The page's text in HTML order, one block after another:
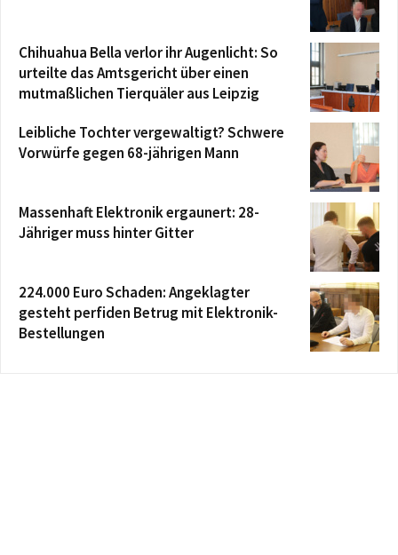
Chihuahua Bella verlor ihr Augenlicht: So
urteilte das Amtsgericht über einen
mutmaßlichen Tierquäler aus Leipzig
Leibliche Tochter vergewaltigt? Schwere
Vorwürfe gegen 68-jährigen Mann
Massenhaft Elektronik ergaunert: 28-
Jähriger muss hinter Gitter
224.000 Euro Schaden: Angeklagter
gesteht perfiden Betrug mit Elektronik-
Bestellungen